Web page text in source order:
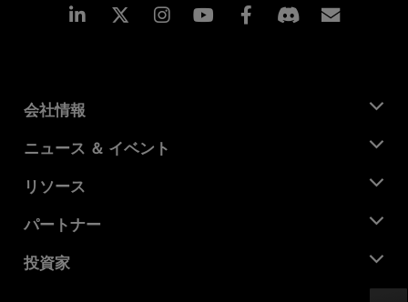
Linkedin Instagram Facebook
会社情報
AMD について
企業責任
キャリア
お問い合わせ
ニュース ＆ イベント
ニュースルーム
メディア ライブラリ
リソース
デベロッパー セントラル
ケース スタディ
パートナー
AMD パートナー ハブ
投資家